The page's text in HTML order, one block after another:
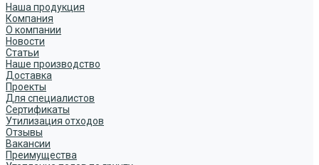
Наша продукция
Компания
О компании
Новости
Статьи
Наше производство
Доставка
Проекты
Для специалистов
Сертификаты
Утилизация отходов
Отзывы
Вакансии
Преимущества